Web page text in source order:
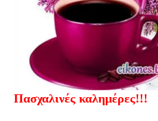
Πασχαλινές καλημέρες!!!